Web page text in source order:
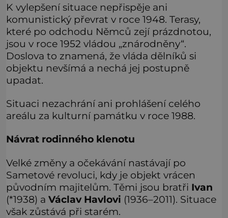
K vylepšení situace nepřispěje ani
komunistický převrat v roce 1948. Terasy,
které po odchodu Němců zejí prázdnotou,
jsou v roce 1952 vládou „znárodněny“.
Doslova to znamená, že vláda dělníků si
objektu nevšímá a nechá jej postupně
upadat.
Situaci nezachrání ani prohlášení celého
areálu za kulturní památku v roce 1988.
Návrat rodinného klenotu
Velké změny a očekávání nastávají po
Sametové revoluci, kdy je objekt vrácen
původním majitelům. Těmi jsou bratři Ivan
(*1938) a Václav Havlovi (1936–2011). Situace
však zůstává při starém.